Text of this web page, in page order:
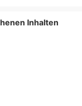
Inhalten